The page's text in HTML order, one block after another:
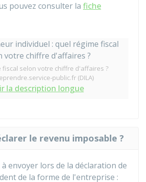
pouvez consulter la fiche
fiscal selon votre chiffre d'affaires ?
public.fr (DILA)
la description longue
le revenu imposable ?
envoyer lors de la déclaration de
de la forme de l'entreprise :